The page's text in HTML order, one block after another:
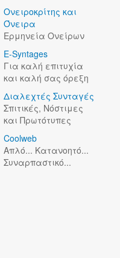
Ονειροκρίτης και
Όνειρα
Ερμηνεία Ονείρων
E-Syntages
Για καλή επιτυχία
και καλή σας όρεξη
Διαλεχτές Συνταγές
Σπιτικές, Νόστιμες
και Πρωτότυπες
Coolweb
Απλό... Κατανοητό...
Συναρπαστικό...